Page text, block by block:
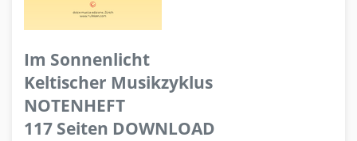
Im Sonnenlicht
Keltischer Musikzyklus
NOTENHEFT
117 Seiten DOWNLOAD